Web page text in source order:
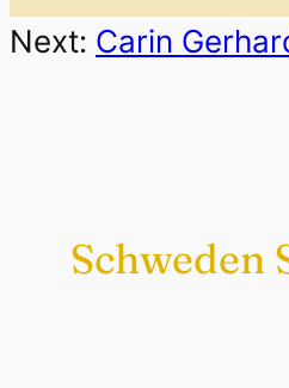
Next: Carin
Schweden